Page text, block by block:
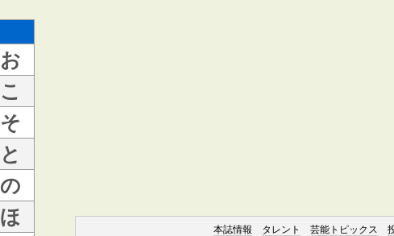
お
こ
そ
と
の
ほ
本誌情報 タレント 芸能トピックス